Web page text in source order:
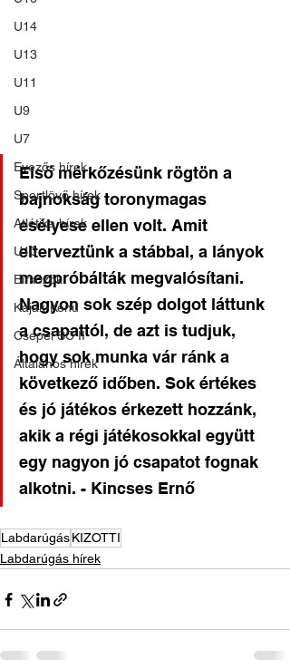
U14
U13
U11
U9
U7
Evezős hírek
Sportlövő hírek
Atlétika hírek
U10
Birkózók
Kajak-Kenu
Csepel SC II
Általános hírek
Első mérkőzésünk rögtön a
bajnokság toronymagas
esélyese ellen volt. Amit
elterveztünk a stábbal, a lányok
megpróbálták megvalósítani.
Nagyon sok szép dolgot láttunk
a csapattól, de azt is tudjuk,
hogy sok munka vár ránk a
következő időben. Sok értékes
és jó játékos érkezett hozzánk,
akik a régi játékosokkal együtt
egy nagyon jó csapatot fognak
alkotni. - Kincses Ernő
LabdarúgásKIZOTTI
Labdarúgás hírek